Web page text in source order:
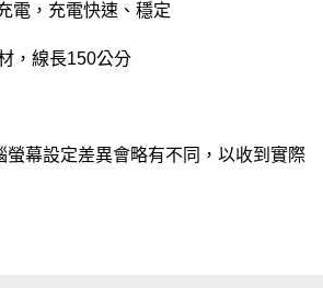
電，充電快速、穩定
，線長150公分
螢幕設定差異會略有不同，以收到實際